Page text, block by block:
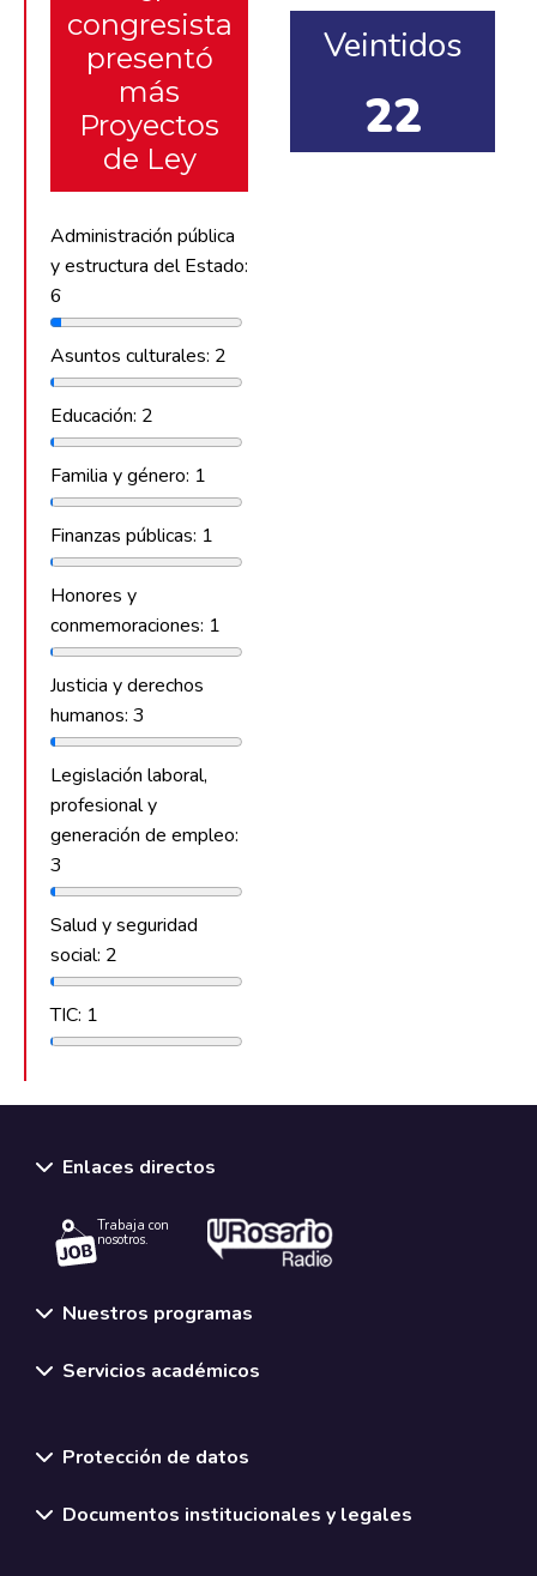
congresista
presentó
más
Proyectos
de Ley
Administración pública
y estructura del Estado:
6
Asuntos culturales: 2
Educación: 2
Familia y género: 1
Finanzas públicas: 1
Honores y
conmemoraciones: 1
Justicia y derechos
humanos: 3
Legislación laboral,
profesional y
generación de empleo:
3
Salud y seguridad
social: 2
TIC: 1
Veintidos
22
Enlaces directos
Trabaja con
nosotros.
Nuestros programas
Servicios académicos
Protección de datos
Documentos institucionales y legales